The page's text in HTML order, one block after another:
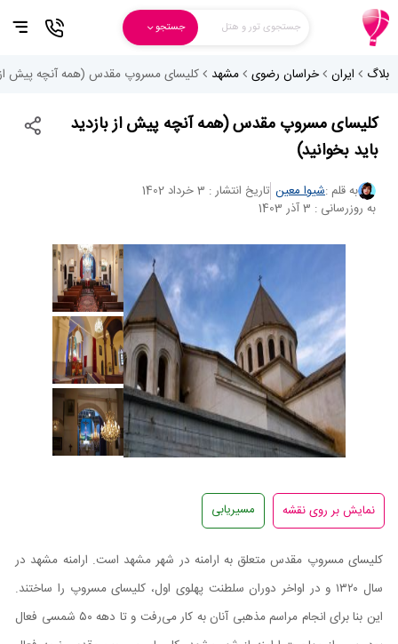
جستجوی تور و هتل جستجو
بلاگ ایران خراسان رضوی مشهد کلیسای مسروپ مقدس (همه آنچه پیش از
کلیسای مسروپ مقدس (همه آنچه پیش از بازدید
باید بخوانید)
به قلم :شیوا معین تاریخ انتشار : 3 خرداد 1402
به روزرسانی : 3 آذر 1403
مسیریابی
کلیسای مسروپ مقدس متعلق به ارامنه در شهر مشهد است. ارامنه مشهد در
سال ۱۳۲۰ و در اواخر دوران سلطنت پهلوی اول، کلیسای مسروپ را ساختند.
این بنا برای انجام مراسم مذهبی آنان به کار می‌رفت و تا دهه ۵۰ شمسی فعال